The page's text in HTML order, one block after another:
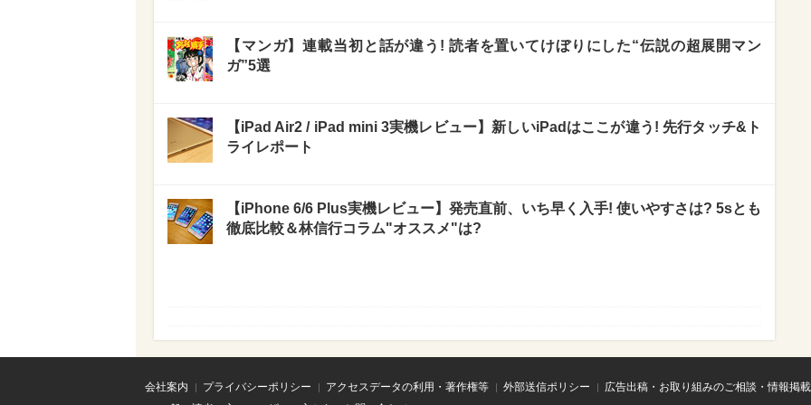
【マンガ】連載当初と話が違う! 読者を置いてけぼりにした“伝説の超展開マン
ガ”5選
【iPad Air2 / iPad mini 3実機レビュー】新しいiPadはここが違う! 先行タッチ&ト
ライレポート
【iPhone 6/6 Plus実機レビュー】発売直前、いち早く入手! 使いやすさは? 5sとも
徹底比較＆林信行コラム"オススメ"は?
会社案内 プライバシーポリシー アクセスデータの利用・著作権等 外部送信ポリシー
広告出稿・お取り組みのご相談・情報掲